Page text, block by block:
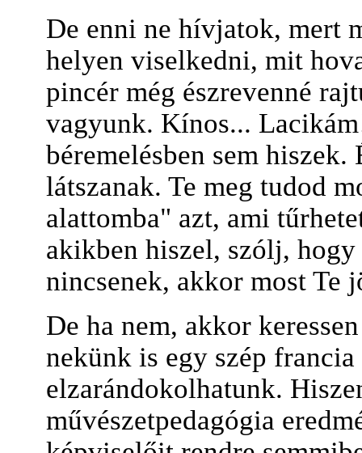
De enni ne hívjatok, mert
helyen viselkedni, mit
pincér még észrevenné
vagyunk. Kínos...
béremelésben sem
látszanak. Te meg tudod
alattomba" azt, ami
akikben hiszel, szólj,
nincsenek, akkor most Te
De ha nem, akkor
nekünk is egy szép
elzarándokolhatunk.
művészetpedagógia